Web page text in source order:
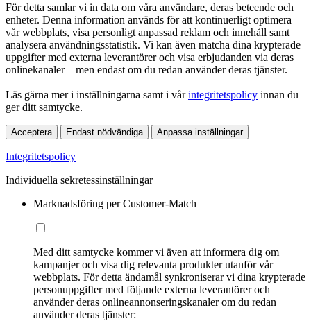
För detta samlar vi in data om våra användare, deras beteende och
enheter. Denna information används för att kontinuerligt optimera
vår webbplats, visa personligt anpassad reklam och innehåll samt
analysera användningsstatistik. Vi kan även matcha dina krypterade
uppgifter med externa leverantörer och visa erbjudanden via deras
onlinekanaler – men endast om du redan använder deras tjänster.
Läs gärna mer i inställningarna samt i vårintegritetspolicy innan du
ger ditt samtycke.
Acceptera Endast nödvändiga Anpassa inställningar
Integritetspolicy
Individuella sekretessinställningar
Marknadsföring per Customer-Match
Med ditt samtycke kommer vi även att informera dig om
kampanjer och visa dig relevanta produkter utanför vår
webbplats. För detta ändamål synkroniserar vi dina krypterade
personuppgifter med följande externa leverantörer och
använder deras onlineannonseringskanaler om du redan
använder deras tjänster: